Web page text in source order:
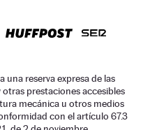
una reserva expresa de las
prestaciones accesibles
mecánica u otros medios
con el artículo 67.3